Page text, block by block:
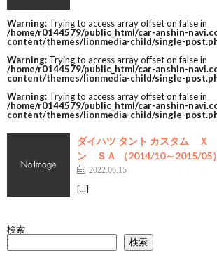
Warning: Trying to access array offset on false in
/home/r0144579/public_html/car-anshin-
content/themes/lionmedia-child/single-
Warning: Trying to access array offset on false in
/home/r0144579/public_html/car-anshin-
content/themes/lionmedia-child/single-
Warning: Trying to access array offset on false in
/home/r0144579/public_html/car-anshin-
content/themes/lionmedia-child/single-
ダイハツ タント カスタム Ｘ
ン ＳＡ （2014/10～2015/05）
2022.06.15
[…]
検索
検索